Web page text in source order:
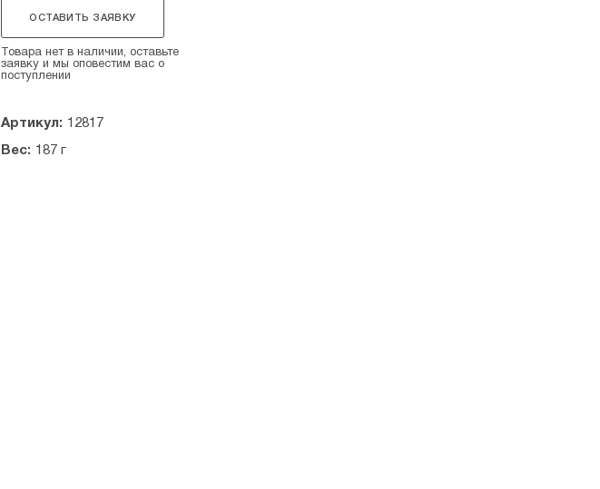
ОСТАВИТЬ ЗАЯВКУ
Товара нет в наличии, оставьте
заявку и мы оповестим вас о
поступлении
Артикул: 12817
Вес: 187 г